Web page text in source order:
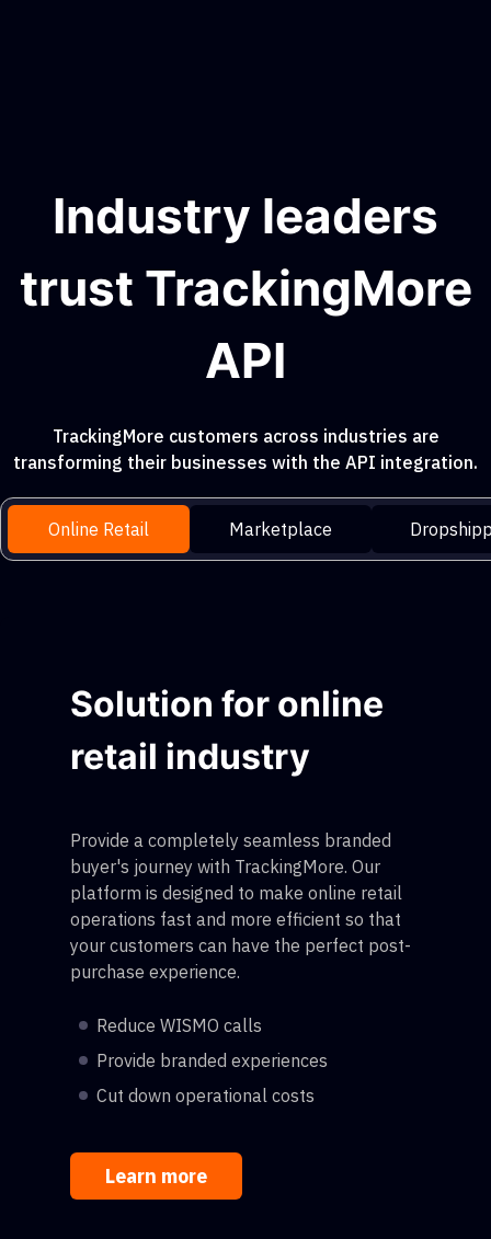
Industry leaders
trust TrackingMore
API
TrackingMore customers across industries are
transforming their businesses with the API integration.
Online Retail Marketplace
Solution for online
retail industry
Provide a completely seamless branded
buyer's journey with TrackingMore. Our
platform is designed to make online retail
operations fast and more efficient so that
your customers can have the perfect post-
purchase experience.
Reduce WISMO calls
Provide branded experiences
Cut down operational costs
Learn more